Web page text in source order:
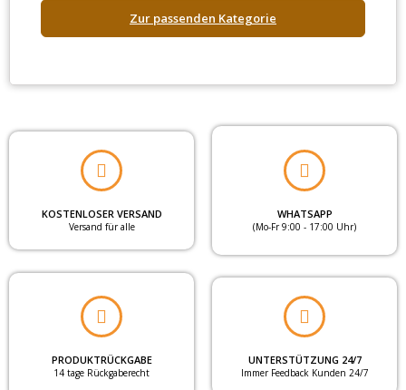
Zur passenden Kategorie
KOSTENLOSER VERSAND
Versand für alle
WHATSAPP
(Mo-Fr 9:00 - 17:00 Uhr)
PRODUKTRÜCKGABE
14 tage Rückgaberecht
UNTERSTÜTZUNG 24/7
Immer Feedback Kunden 24/7